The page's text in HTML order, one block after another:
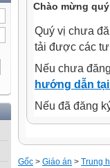
Chào mừng
Quý vị chưa
tải được các
Nếu chưa
hướng dẫn
Nếu đã đăng
Gốc > Giáo án > Trung